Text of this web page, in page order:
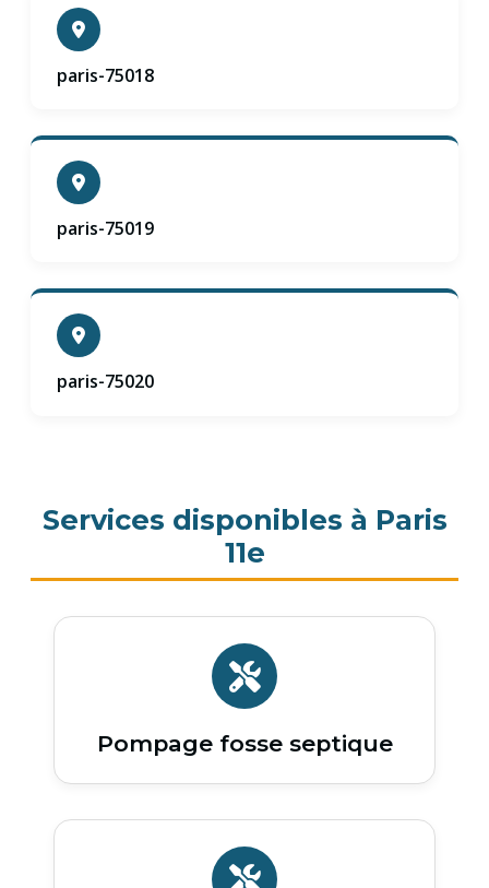
paris-75018
paris-75019
paris-75020
Services disponibles à Paris
11e
Pompage fosse septique